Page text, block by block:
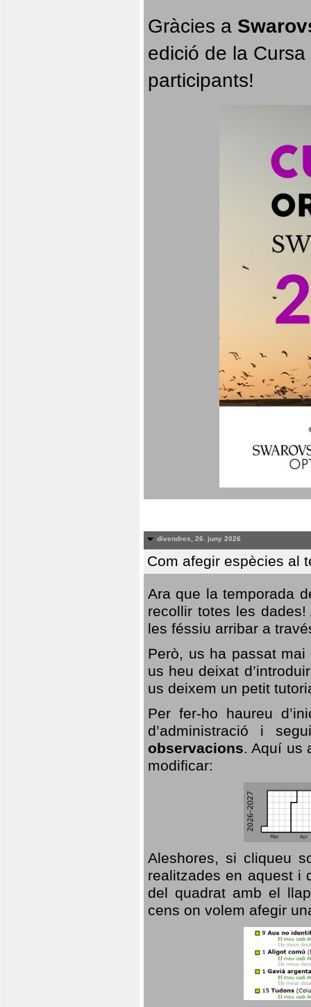
Gràcies a
edició de la
participants!
divendres, 26. juny 2026
Com afegir espècies al
Ara que la temporada
recollir totes les
les féssiu arribar a
Però, us ha passat
us heu deixat
us deixem un petit
Per fer-ho haureu
d’administració i
observacions. Aquí us
modificar:
Aleshores, si cliqueu
realitzades en aquest i
del quadrat amb el
cens on volem afegir